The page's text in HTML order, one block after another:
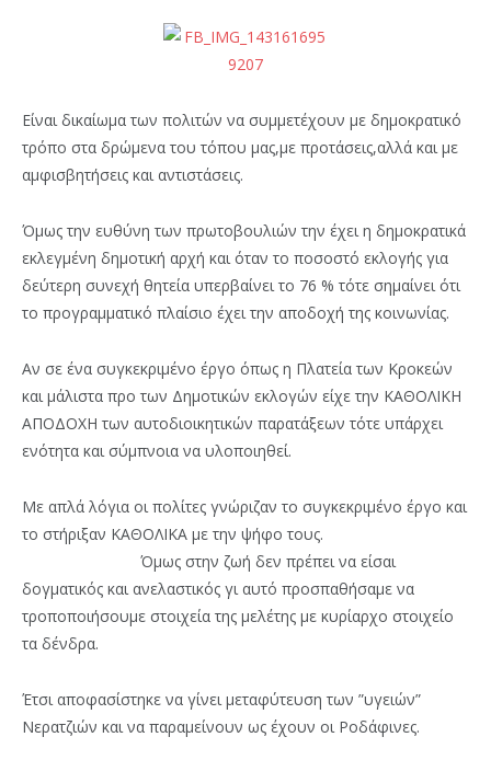
Είναι δικαίωμα των πολιτών να συμμετέχουν με δημοκρατικό
τρόπο στα δρώμενα του τόπου μας,με προτάσεις,αλλά και με
αμφισβητήσεις και αντιστάσεις.
Όμως την ευθύνη των πρωτοβουλιών την έχει η δημοκρατικά
εκλεγμένη δημοτική αρχή και όταν το ποσοστό εκλογής για
δεύτερη συνεχή θητεία υπερβαίνει το 76 % τότε σημαίνει ότι
το προγραμματικό πλαίσιο έχει την αποδοχή της κοινωνίας.
Αν σε ένα συγκεκριμένο έργο όπως η Πλατεία των Κροκεών
και μάλιστα προ των Δημοτικών εκλογών είχε την ΚΑΘΟΛΙΚΗ
ΑΠΟΔΟΧΗ των αυτοδιοικητικών παρατάξεων τότε υπάρχει
ενότητα και σύμπνοια να υλοποιηθεί.
Με απλά λόγια οι πολίτες γνώριζαν το συγκεκριμένο έργο και
το στήριξαν ΚΑΘΟΛΙΚΑ με την ψήφο τους.
Όμως στην ζωή δεν πρέπει να είσαι
δογματικός και ανελαστικός γι αυτό προσπαθήσαμε να
τροποποιήσουμε στοιχεία της μελέτης με κυρίαρχο στοιχείο
τα δένδρα.
Έτσι αποφασίστηκε να γίνει μεταφύτευση των ”υγειών”
Νερατζιών και να παραμείνουν ως έχουν οι Ροδάφινες.